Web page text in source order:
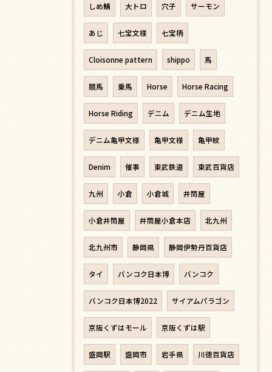
しめ鯖 大トロ 穴子 サーモン
あじ 七宝文様 七宝柄
Cloisonne pattern shippo 馬
競馬 乗馬 Horse Horse Racing
Horse Riding デニム デニム生地
デニム亀甲文様 亀甲文様 亀甲紋
Denim 催事 東武鉄道 東武百貨店
九州 小倉 小倉城 井筒屋
小倉井筒屋 井筒屋小倉本店 北九州
北九州市 静岡県 静岡伊勢丹百貨店
タイ バンコク日本博 バンコク
バンコク日本博2022 サイアムパラゴン
京阪くずはモール 京阪くずは駅
盛岡駅 盛岡市 岩手県 川徳百貨店